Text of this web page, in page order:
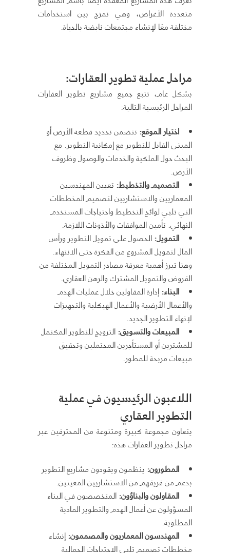
متعددة الأغراض، وهي تمزج بين استخدامات
مختلفة معًا لإنشاء مجتمعات نابضة بالحياة.
مراحل عملية تطوير العقارات:
بشكل عام، تتبع جميع مشاريع تطوير العقارات
المراحل الرئيسية التالية:
اختيار الموقع: تتضمن تحديد قطعة الأرض أو
المبنى القابل للتطوير مع إمكانية التطوير. مع
البحث حول الملكية والخدمات والوصول وظروف
الأرض.
التصميم والتخطيط: تعيين المهندسين
المعماريين والاستشاريين لتصميم المخططات
التي تلبي لوائح التخطيط واحتياجات المستخدم
النهائي. تأمين الموافقات والأذونات اللازمة.
التمويل: الحصول على تمويل التطوير ورأس
المال لتمويل المشروع من الفكرة حتى الانتهاء.
وهنا تبرز أهمية معرفة مصادر التمويل المختلفة من
القروض والتمويل المشترك والرهن العقاري.
البناء: إدارة المقاولين خلال عمليات الهدم
والأعمال الأرضية والأعمال الهيكلية والتجهيزات
لإنهاء التطوير الجديد.
المبيعات والتسويق: الترويج للتطوير المكتمل
للمشترين أو المستأجرين المحتملين وتحقيق
مبيعات مربحة للمطور.
اللاعبون الرئيسيون في عملية
التطوير العقاري
يتعاون مجموعة كبيرة ومتنوعة من المحترفين عبر
مراحل تطوير العقارات هذه:
المطورون: ينظمون ويقودون مشاريع التطوير
بدعم من فريقهم من الاستشاريين المعينين.
المقاولون والبناؤون: المتخصصون في البناء
المسؤولون عن أعمال الهدم والتطوير المادية
المطلوبة.
المهندسون المعماريون والمصممون: إنشاء
مخططات تصميم تلبي الاحتياجات الجمالية